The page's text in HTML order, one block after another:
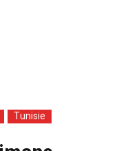
Tunisie